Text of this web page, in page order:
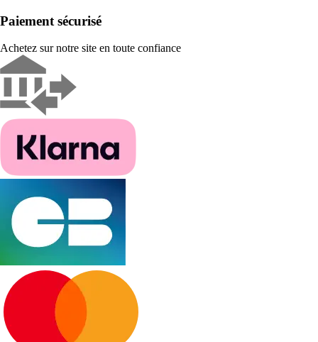
Paiement sécurisé
Achetez sur notre site en toute confiance